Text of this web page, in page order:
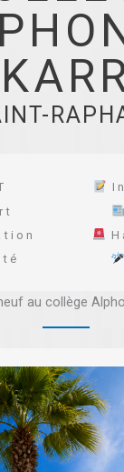
au collège